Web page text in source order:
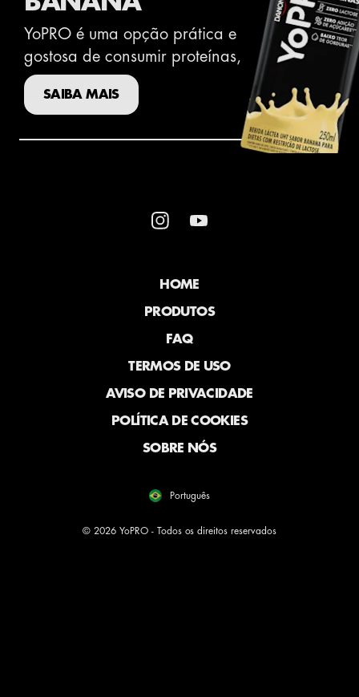
YoPRO é uma opção prática e
gostosa de consumir proteínas​,
SAIBA MAIS
HOME
PRODUTOS
FAQ
TERMOS DE USO
AVISO DE PRIVACIDADE
POLÍTICA DE COOKIES
SOBRE NÓS
© 2026 YoPRO - Todos os direitos reservados
Português